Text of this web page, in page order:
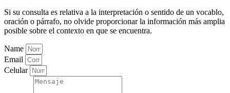
Si su consulta es relativa a la interpretación o sentido de un vocablo,
oración o párrafo, no olvide proporcionar la información más amplia
posible sobre el contexto en que se encuentra.
Name
Email
Celular